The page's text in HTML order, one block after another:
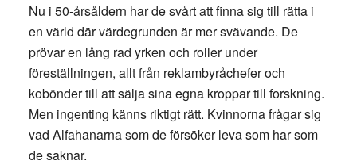
Nu i 50-årsåldern har de svårt att finna sig till rätta i
en värld där värdegrunden är mer svävande. De
prövar en lång rad yrken och roller under
föreställningen, allt från reklambyråchefer och
kobönder till att sälja sina egna kroppar till forskning.
Men ingenting känns riktigt rätt. Kvinnorna frågar sig
vad Alfahanarna som de försöker leva som har som
de saknar.